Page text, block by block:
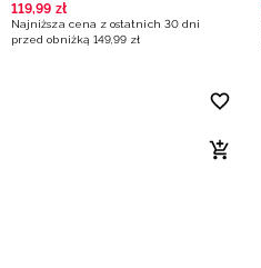
119,99 zł
Najniższa cena z ostatnich 30 dni
przed obniżką 149,99 zł